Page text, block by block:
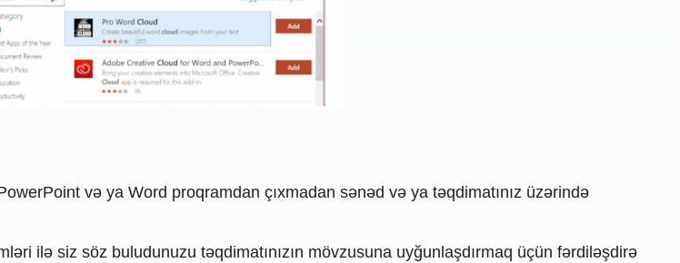
və ya Word proqramdan çıxmadan sənəd və ya təqdimatınız üzərində
ilə siz söz buludunuzu təqdimatınızın mövzusuna uyğunlaşdırmaq üçün fərdiləşdirə